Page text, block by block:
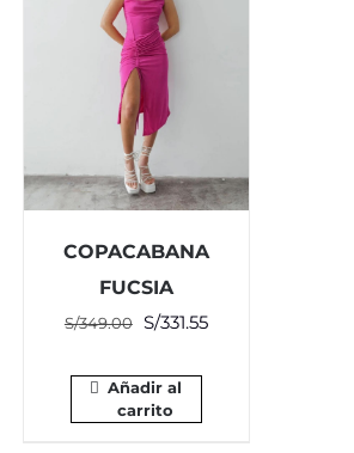
COPACABANA
FUCSIA
S/349.00 El
original
era:
S/331.55El
Añadir al
carrito